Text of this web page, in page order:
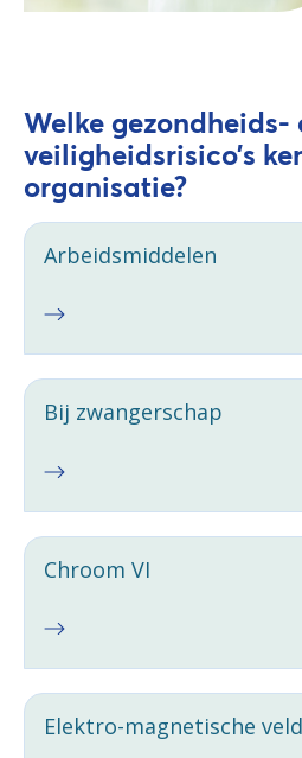
Welke gezondheids-
veiligheidsrisico’s
organisatie?
Arbeidsmiddelen
Bij zwangerschap
Chroom VI
Elektro-magnetische